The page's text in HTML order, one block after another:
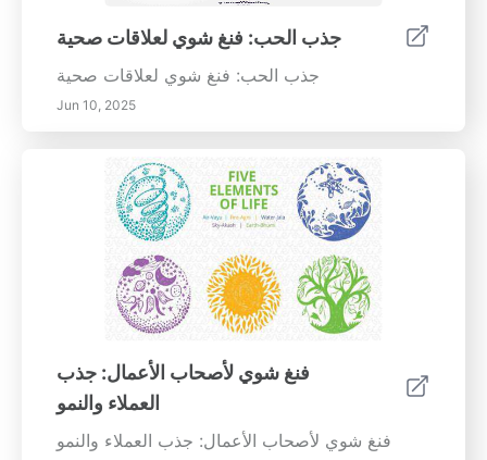
جذب الحب: فنغ شوي لعلاقات صحية
جذب الحب: فنغ شوي لعلاقات صحية
Jun 10, 2025
فنغ شوي لأصحاب الأعمال: جذب
العملاء والنمو
فنغ شوي لأصحاب الأعمال: جذب العملاء والنمو